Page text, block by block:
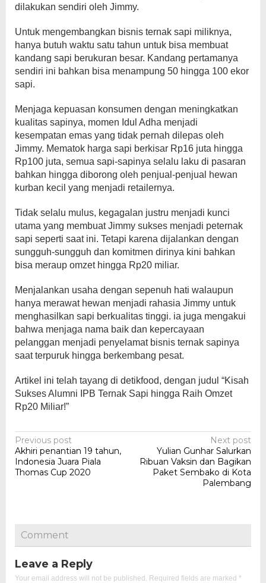
dilakukan sendiri oleh Jimmy.
Untuk mengembangkan bisnis ternak sapi miliknya,
hanya butuh waktu satu tahun untuk bisa membuat
kandang sapi berukuran besar. Kandang pertamanya
sendiri ini bahkan bisa menampung 50 hingga 100 ekor
sapi.
Menjaga kepuasan konsumen dengan meningkatkan
kualitas sapinya, momen Idul Adha menjadi
kesempatan emas yang tidak pernah dilepas oleh
Jimmy. Mematok harga sapi berkisar Rp16 juta hingga
Rp100 juta, semua sapi-sapinya selalu laku di pasaran
bahkan hingga diborong oleh penjual-penjual hewan
kurban kecil yang menjadi retailernya.
Tidak selalu mulus, kegagalan justru menjadi kunci
utama yang membuat Jimmy sukses menjadi peternak
sapi seperti saat ini. Tetapi karena dijalankan dengan
sungguh-sungguh dan komitmen dirinya kini bahkan
bisa meraup omzet hingga Rp20 miliar.
Menjalankan usaha dengan sepenuh hati walaupun
hanya merawat hewan menjadi rahasia Jimmy untuk
menghasilkan sapi berkualitas tinggi. ia juga mengakui
bahwa menjaga nama baik dan kepercayaan
pelanggan menjadi penyelamat bisnis ternak sapinya
saat terpuruk hingga berkembang pesat.
Artikel ini telah tayang di detikfood, dengan judul “Kisah
Sukses Alumni IPB Ternak Sapi hingga Raih Omzet
Rp20 Miliar!”
Post
navigation
Previous post
Akhiri penantian 19 tahun,
Indonesia Juara Piala
Thomas Cup 2020
Next post
Yulian Gunhar Salurkan
Ribuan Vaksin dan Bagikan
Paket Sembako di Kota
Palembang
Comment
Leave a Reply
Your email address will not be published. Required fields are marked *